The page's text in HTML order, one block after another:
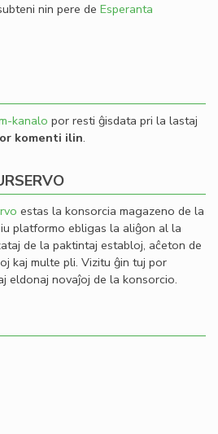
nin pere de Esperanta
kanalo por resti ĝisdata pri la lastaj
komenti ilin.
estas la konsorcia magazeno de la
platformo ebligas la aliĝon al la
de la paktintaj establoj, aĉeton de
kaj multe pli. Vizitu ĝin tuj por
eldonaj novaĵoj de la konsorcio.